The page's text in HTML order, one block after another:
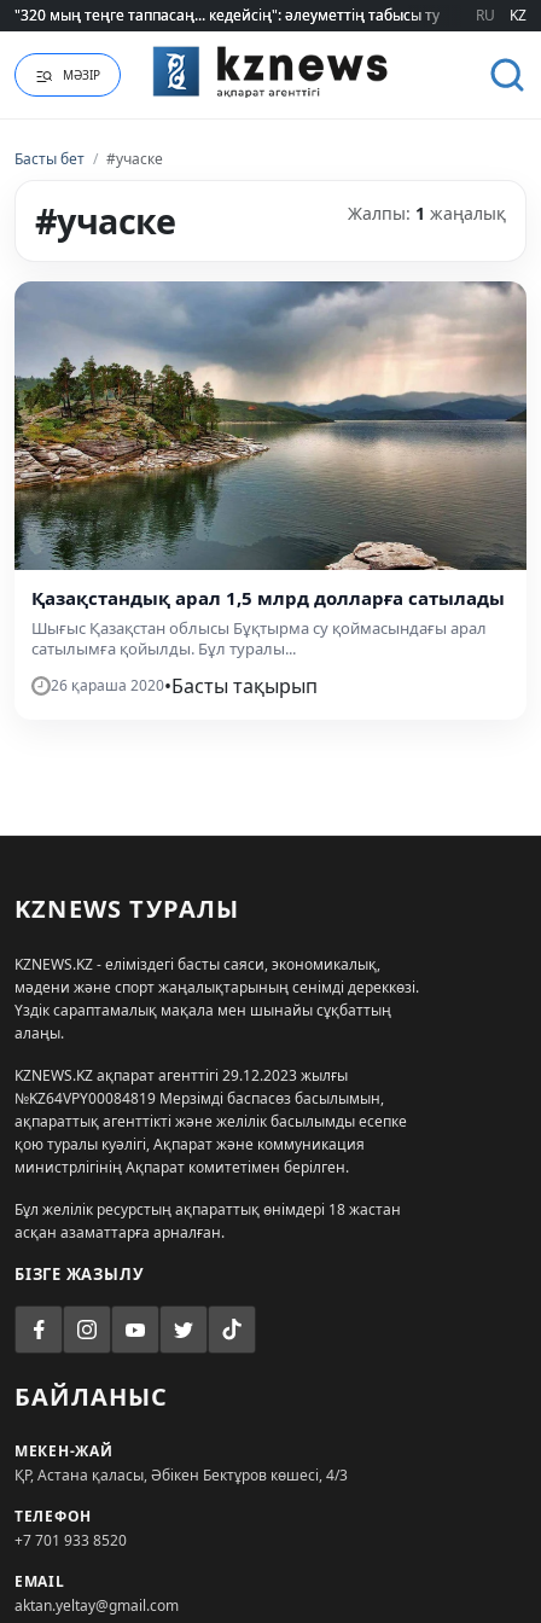
"320 мың теңге таппасаң... кедейсің": әлеуметтің табысы туралы түсінігі
"320 мың теңге таппасаң... кедейсің": әлеуметтің табысы туралы түсінігі
RU KZ
МӘЗІР
Басты бет / #учаске
#учаске Жалпы: 1 жаңалық
Қазақстандық арал 1,5 млрд долларға сатылады
Шығыс Қазақстан облысы Бұқтырма су қоймасындағы арал
сатылымға қойылды. Бұл туралы...
26 қараша 2020•Басты тақырып
KZNEWS ТУРАЛЫ
KZNEWS.KZ - еліміздегі басты саяси, экономикалық,
мәдени және спорт жаңалықтарының сенімді дереккөзі.
Үздік сараптамалық мақала мен шынайы сұқбаттың
алаңы.
KZNEWS.KZ ақпарат агенттігі 29.12.2023 жылғы
№KZ64VPY00084819 Мерзімді баспасөз басылымын,
ақпараттық агенттікті және желілік басылымды есепке
қою туралы куәлігі, Ақпарат және коммуникация
министрлігінің Ақпарат комитетімен берілген.
Бұл желілік ресурстың ақпараттық өнімдері 18 жастан
асқан азаматтарға арналған.
БІЗГЕ ЖАЗЫЛУ
БАЙЛАНЫС
МЕКЕН-ЖАЙ
ҚР, Астана қаласы, Әбікен Бектұров көшесі, 4/3
ТЕЛЕФОН
+7 701 933 8520
EMAIL
aktan.yeltay@gmail.com